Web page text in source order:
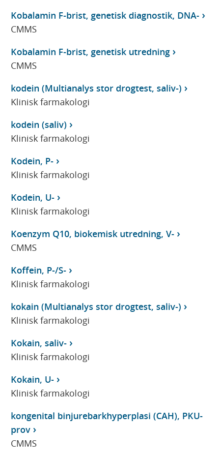
Kobalamin F-brist, genetisk diagnostik, DNA-
CMMS
Kobalamin F-brist, genetisk utredning
CMMS
kodein (Multianalys stor drogtest, saliv-)
Klinisk farmakologi
kodein (saliv)
Klinisk farmakologi
Kodein, P-
Klinisk farmakologi
Kodein, U-
Klinisk farmakologi
Koenzym Q10, biokemisk utredning, V-
CMMS
Koffein, P-/S-
Klinisk farmakologi
kokain (Multianalys stor drogtest, saliv-)
Klinisk farmakologi
Kokain, saliv-
Klinisk farmakologi
Kokain, U-
Klinisk farmakologi
kongenital binjurebarkhyperplasi (CAH), PKU-
prov
CMMS